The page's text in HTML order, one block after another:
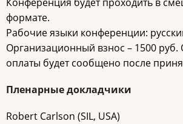
формате.
Рабочие языки конференции:
Организационный взнос – 1500 руб.
оплаты будет сообщено после
Пленарные докладчики
Robert Carlson (SIL, USA)